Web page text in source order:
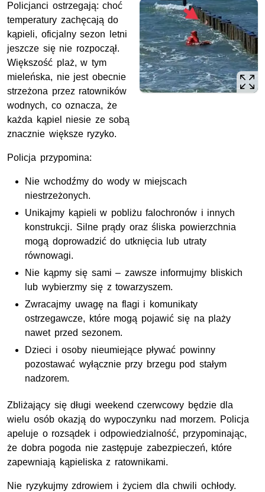
Policjanci ostrzegają: choć
temperatury zachęcają do
kąpieli, oficjalny sezon letni
jeszcze się nie rozpoczął.
Większość plaż, w tym
mieleńska, nie jest obecnie
strzeżona przez ratowników
wodnych, co oznacza, że
każda kąpiel niesie ze sobą
znacznie większe ryzyko.
Policja przypomina:
Nie wchodźmy do wody w miejscach
niestrzeżonych.
Unikajmy kąpieli w pobliżu falochronów i innych
konstrukcji. Silne prądy oraz śliska powierzchnia
mogą doprowadzić do utknięcia lub utraty
równowagi.
Nie kąpmy się sami – zawsze informujmy bliskich
lub wybierzmy się z towarzyszem.
Zwracajmy uwagę na flagi i komunikaty
ostrzegawcze, które mogą pojawić się na plaży
nawet przed sezonem.
Dzieci i osoby nieumiejące pływać powinny
pozostawać wyłącznie przy brzegu pod stałym
nadzorem.
Zbliżający się długi weekend czerwcowy będzie dla
wielu osób okazją do wypoczynku nad morzem. Policja
apeluje o rozsądek i odpowiedzialność, przypominając,
że dobra pogoda nie zastępuje zabezpieczeń, które
zapewniają kąpieliska z ratownikami.
Nie ryzykujmy zdrowiem i życiem dla chwili ochłody.